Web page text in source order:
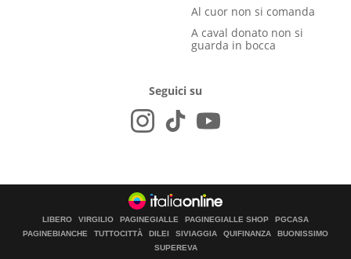
Al cuor non si comanda
A caval donato non si
guarda in bocca
Seguici su
LIBERO VIRGILIO PAGINEGIALLE PAGINEGIALLE SHOP
PGCASA
PAGINEBIANCHE
TUTTOCITTÀ DILEI SIVIAGGIA QUIFINANZA
BUONISSIMO
SUPEREVA